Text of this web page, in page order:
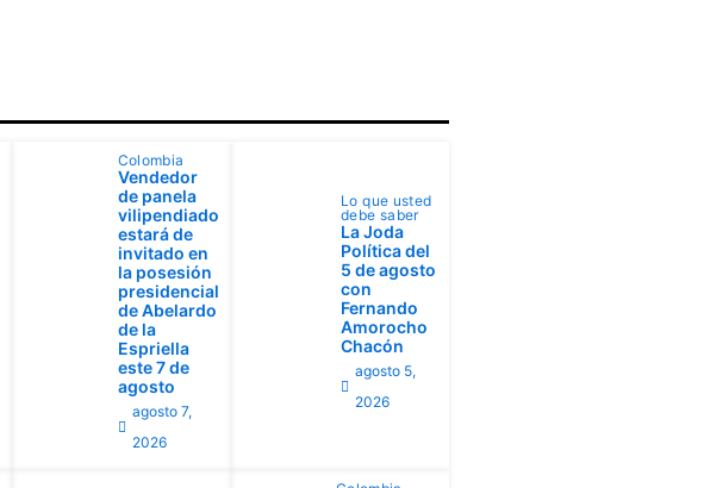
Colombia
Vendedor
de panela
vilipendiado
estará de
invitado en
la posesión
presidencial
de Abelardo
de la
Espriella
este 7 de
agosto
agosto 7,
2026
Lo que usted
debe saber
La Joda
Política del
5 de agosto
con
Fernando
Amorocho
Chacón
agosto 5,
2026